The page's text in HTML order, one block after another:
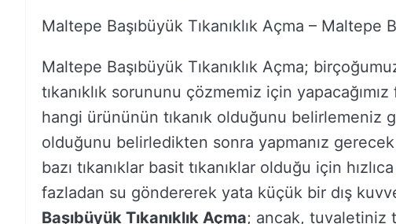
Maltepe Başıbüyük Tıkanıklık Açma – Maltepe
Maltepe Başıbüyük Tıkanıklık Açma;
tıkanıklık sorununu çözmemiz için
hangi ürününün tıkanık olduğunu belirlemeniz
olduğunu belirledikten sonra yapmanız
bazı tıkanıklar basit tıkanıklar olduğu için
fazladan su göndererek yata küçük bir dış
Başıbüyük Tıkanıklık Açma; ancak, tuvaletiniz